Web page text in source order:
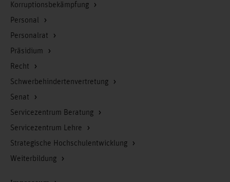
Korruptionsbekämpfung
Personal
Personalrat
Präsidium
Recht
Schwerbehindertenvertretung
Senat
Servicezentrum Beratung
Servicezentrum Lehre
Strategische Hochschulentwicklung
Weiterbildung